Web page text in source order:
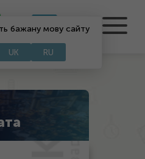
UA
бажану мову сайту
UK RU